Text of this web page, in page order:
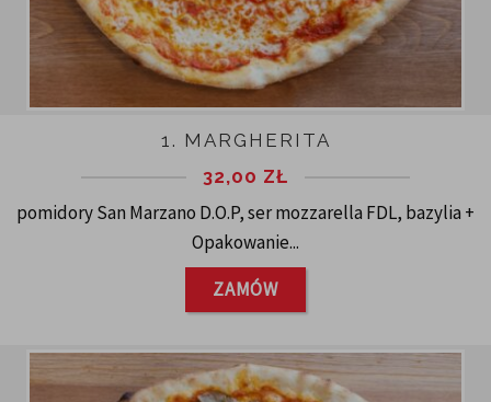
1. MARGHERITA
32,00 ZŁ
pomidory San Marzano D.O.P, ser mozzarella FDL, bazylia +
Opakowanie...
ZAMÓW